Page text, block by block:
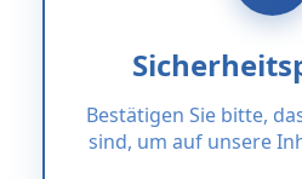
Bestätigen Sie bitte,
sind, um auf unsere